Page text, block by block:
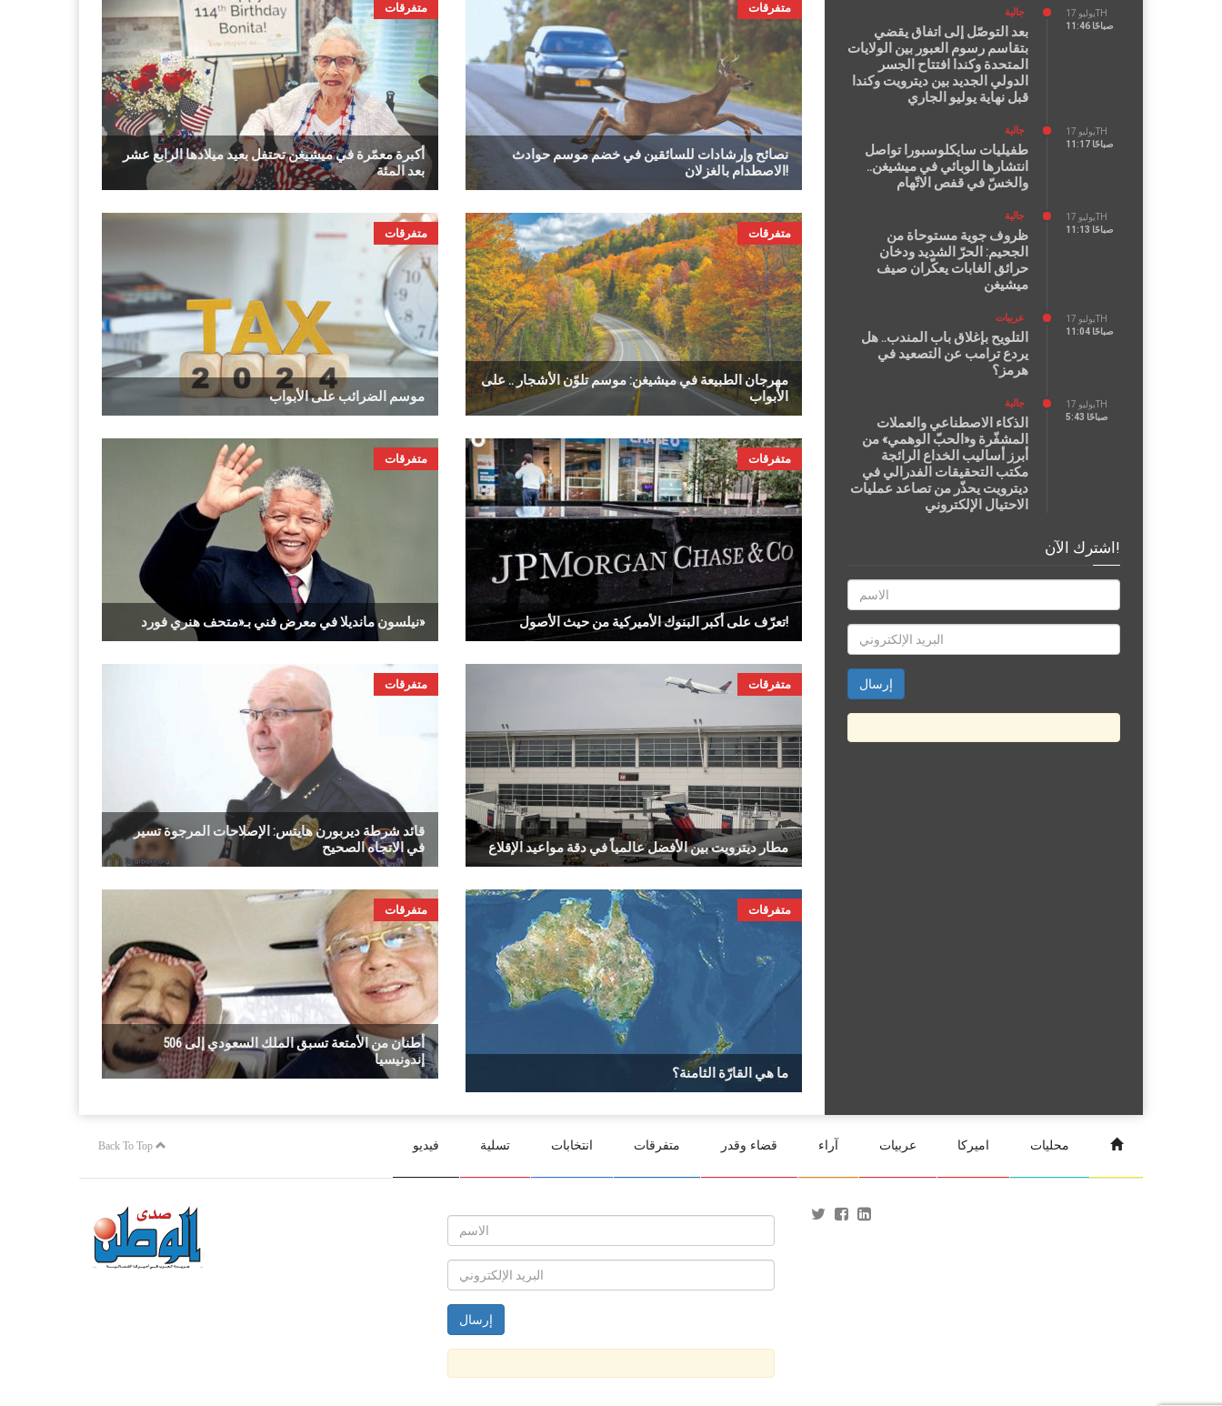
أكبرة معمّرة في ميشيغن تحتفل بعيد ميلادها الرابع عشر
بعد المئة
متفرقات
نصائح وإرشادات للسائقين في خضم موسم حوادث
الاصطدام بالغزلان!
متفرقات
موسم الضرائب على الأبواب
متفرقات
مهرجان الطبيعة في ميشيغن: موسم تلوّن الأشجار .. على
الأبواب
متفرقات
نيلسون مانديلا في معرض فني بـ«متحف هنري فورد»
متفرقات
تعرّف على أكبر البنوك الأميركية من حيث الأصول!
متفرقات
قائد شرطة ديربورن هايتس: الإصلاحات المرجوة تسير
في الاتجاه الصحيح
متفرقات
مطار ديترويت بين الأفضل عالمياً في دقة مواعيد الإقلاع
متفرقات
506 أطنان من الأمتعة تسبق الملك السعودي إلى
إندونيسيا
متفرقات
ما هي القارّة الثامنة؟
متفرقات
يوليو 17TH
11:46 صباحًا
جالية
بعد التوصّل إلى اتفاق يقضي
بتقاسم رسوم العبور بين الولايات
المتحدة وكندا افتتاح الجسر
الدولي الجديد بين ديترويت وكندا
قبل نهاية يوليو الجاري
يوليو 17TH
11:17 صباحًا
جالية
طفيليات سايكلوسبورا تواصل
انتشارها الوبائي في ميشيغن..
والخسّ في قفص الاتّهام
يوليو 17TH
11:13 صباحًا
جالية
ظروف جوية مستوحاة من
الجحيم: الحرّ الشديد ودخان
حرائق الغابات يعكّران صيف
ميشيغن
يوليو 17TH
11:04 صباحًا
عربيات
التلويح بإغلاق باب المندب.. هل
يردع ترامب عن التصعيد في
هرمز؟
يوليو 17TH
5:43 صباحًا
جالية
الذكاء الاصطناعي والعملات
المشفّرة و«الحبّ الوهمي» من
أبرز أساليب الخداع الرائجة
مكتب التحقيقات الفدرالي في
ديترويت يحذّر من تصاعد عمليات
الاحتيال الإلكتروني
اشترك الآن!
محليات اميركا عربيات آراء قضاء وقدر متفرقات انتخابات تسلية فيديو Back To Top